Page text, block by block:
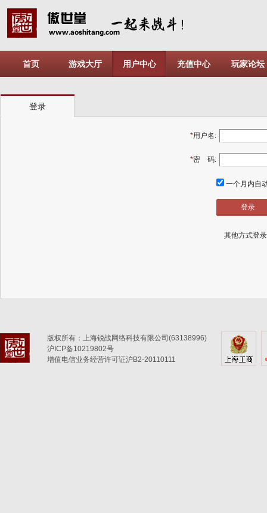
首页 游戏大厅 用户中心 充值中心 玩家论坛
登录
*用户名:
*密 码:
一个月内自
其他方式登
版权所有：上海锐战网络科技有限公司(63138996)
沪ICP备10219802号
增值电信业务经营许可证沪B2-20110111